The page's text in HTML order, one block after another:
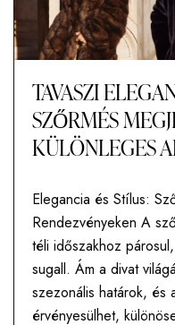
TAVASZI
SZŐRMÉS
KÜLÖNLEGES
Elegancia és Stílus:
Rendezvényeken A
téli időszakhoz
sugall. Ám a divat
szezonális határok, és
érvényesülhet,